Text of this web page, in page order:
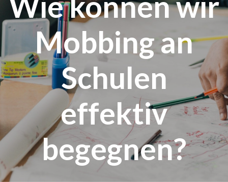
Mobbing an
Schulen
effektiv
begegnen?